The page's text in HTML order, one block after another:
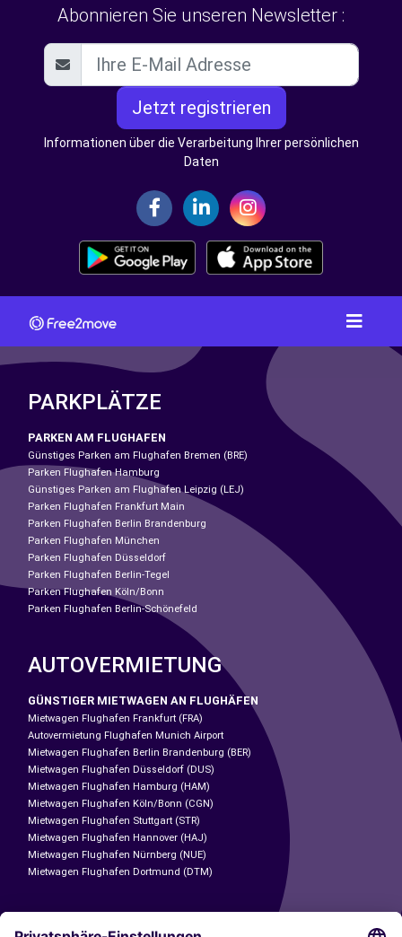
Abonnieren Sie unseren Newsletter :
Jetzt registrieren
Informationen über die Verarbeitung Ihrer persönlichen
Daten
PARKPLÄTZE
PARKEN AM FLUGHAFEN
Günstiges Parken am Flughafen Bremen (BRE)
Parken Flughafen Hamburg
Günstiges Parken am Flughafen Leipzig (LEJ)
Parken Flughafen Frankfurt Main
Parken Flughafen Berlin Brandenburg
Parken Flughafen München
Parken Flughafen Düsseldorf
Parken Flughafen Berlin-Tegel
Parken Flughafen Köln/Bonn
Parken Flughafen Berlin-Schönefeld
AUTOVERMIETUNG
GÜNSTIGER MIETWAGEN AN FLUGHÄFEN
Mietwagen Flughafen Frankfurt (FRA)
Autovermietung Flughafen Munich Airport
Mietwagen Flughafen Berlin Brandenburg (BER)
Mietwagen Flughafen Düsseldorf (DUS)
Mietwagen Flughafen Hamburg (HAM)
Mietwagen Flughafen Köln/Bonn (CGN)
Mietwagen Flughafen Stuttgart (STR)
Mietwagen Flughafen Hannover (HAJ)
Mietwagen Flughafen Nürnberg (NUE)
Mietwagen Flughafen Dortmund (DTM)
CARSHARING